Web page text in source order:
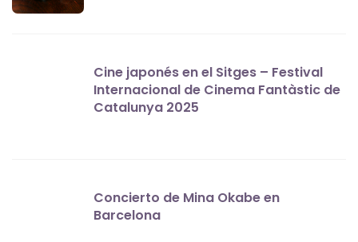
Cine japonés en el Sitges – Festival
Internacional de Cinema Fantàstic de
Catalunya 2025
Concierto de Mina Okabe en
Barcelona